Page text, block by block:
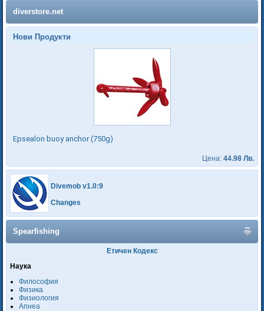
diverstore.net
Нови Продукти
Epsealon buoy anchor (750g)
Цена: 44.98 Лв.
Divemob v1.0:9
Changes
Spearfishing
Етичен Кодекс
Наука
Философия
Физика
Физиология
Апнеа